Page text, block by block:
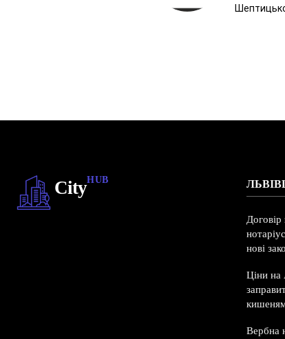
CityHUB
Договір
нові
Ціни на
Вербна